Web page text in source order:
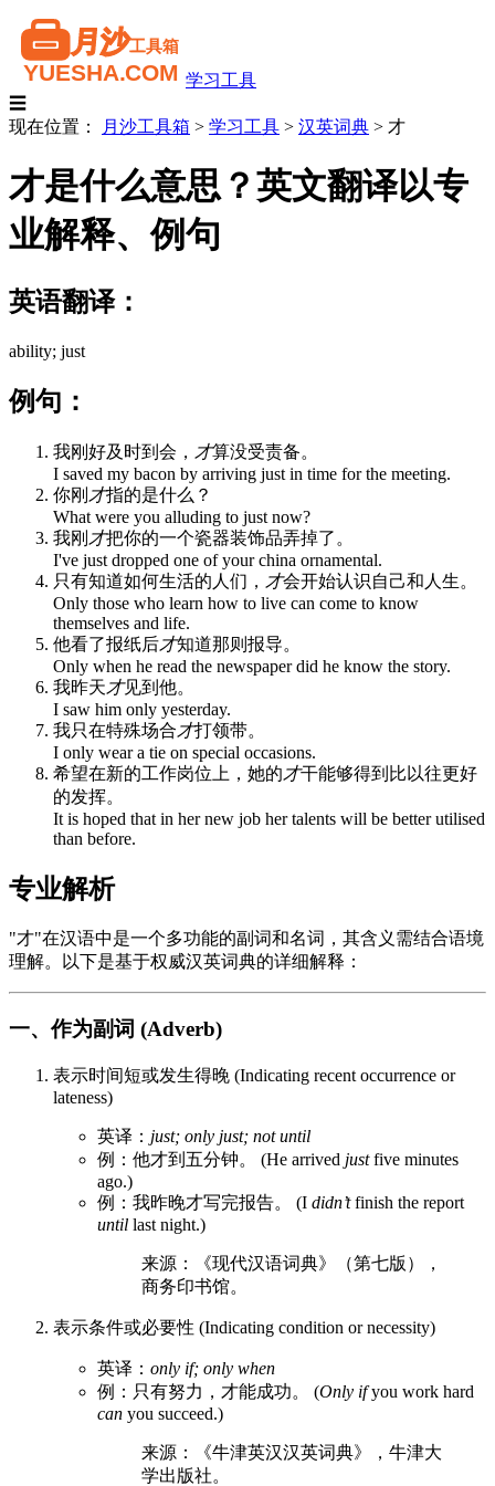
学习工具
☰
现在位置：
月沙工具箱 > 学习工具 > 汉英词典 > 才
才是什么意思？英文翻译以专
业解释、例句
英语翻译：
ability; just
例句：
我刚好及时到会， 才算没受责备。
I saved my bacon by arriving just in time for the meeting.
你刚 才指的是什么？
What were you alluding to just now?
我刚 才把你的一个瓷器装饰品弄掉了。
I've just dropped one of your china ornamental.
只有知道如何生活的人们， 才会开始认识自己和人生。
Only those who learn how to live can come to know
themselves and life.
他看了报纸后才知道那则报导。
Only when he read the newspaper did he know the story.
我昨天才见到他。
I saw him only yesterday.
我只在特殊场合才打领带。
I only wear a tie on special occasions.
希望在新的工作岗位上，她的才干能够得到比以往更好
的发挥。
It is hoped that in her new job her talents will be better utilised
than before.
专业解析
"才"在汉语中是一个多功能的副词和名词，其含义需结合语境
理解。以下是基于权威汉英词典的详细解释：
一、作为副词 (Adverb)
表示时间短或发生得晚 (Indicating recent occurrence or
lateness)
英译： just; only just; not until
例：他才到五分钟。 (He arrived justfive minutes
ago.)
例：我昨晚才写完报告。 (I didn’tfinish the report
until last night.)
来源：《现代汉语词典》（第七版），
商务印书馆。
表示条件或必要性 (Indicating condition or necessity)
英译： only if; only when
例：只有努力，才能成功。 (Only ifyou work hard
can you succeed.)
来源：《牛津英汉汉英词典》，牛津大
学出版社。